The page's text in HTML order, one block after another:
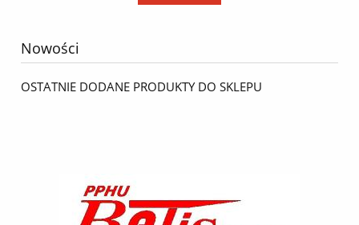
Nowości
OSTATNIE DODANE PRODUKTY DO SKLEPU